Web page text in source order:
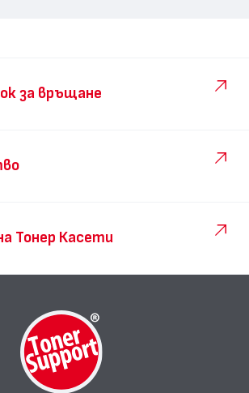
за връщане
Тонер Касети